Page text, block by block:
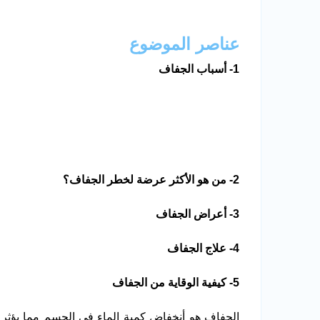
عناصر الموضوع
1- أسباب الجفاف
2- من هو الأكثر عرضة لخطر الجفاف؟
3- أعراض الجفاف
4- علاج الجفاف
5- كيفية الوقاية من الجفاف
الجفاف هو أنخفاض كمية الماء في الجسم مما